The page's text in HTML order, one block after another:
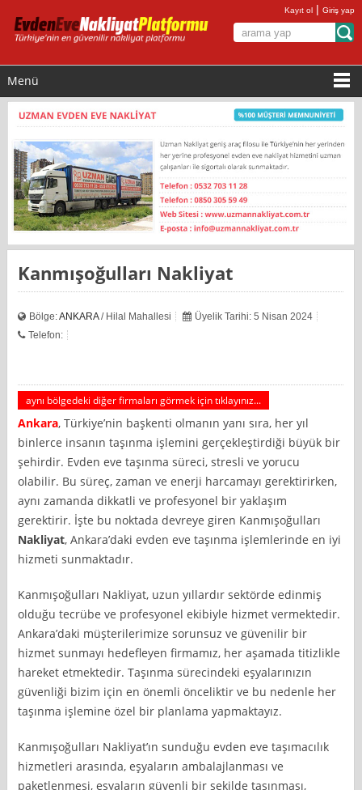
Kayıt ol |Giriş yap
Menü
Kanmışoğulları Nakliyat
Bölge:ANKARA/ Hilal Mahallesi
Üyelik Tarihi: 5 Nisan 2024
Telefon:
aynı bölgedeki diğer firmaları görmek için tıklayınız...
Ankara, Türkiye’nin başkenti olmanın yanı sıra, her yıl
binlerce insanın taşınma işlemini gerçekleştirdiği büyük bir
şehirdir. Evden eve taşınma süreci, stresli ve yorucu
olabilir. Bu süreç, zaman ve enerji harcamayı gerektirirken,
aynı zamanda dikkatli ve profesyonel bir yaklaşım
gerektirir. İşte bu noktada devreye giren Kanmışoğulları
Nakliyat, Ankara’daki evden eve taşınma işlemlerinde en iyi
hizmeti sunmaktadır.
Kanmışoğulları Nakliyat, uzun yıllardır sektörde edinmiş
olduğu tecrübe ve profesyonel ekibiyle hizmet vermektedir.
Ankara’daki müşterilerimize sorunsuz ve güvenilir bir
hizmet sunmayı hedefleyen firmamız, her aşamada titizlikle
hareket etmektedir. Taşınma sürecindeki eşyalarınızın
güvenliği bizim için en önemli önceliktir ve bu nedenle her
taşınma işlemine özel bir planlama yapmaktayız.
Kanmışoğulları Nakliyat’ın sunduğu evden eve taşımacılık
hizmetleri arasında, eşyaların ambalajlanması ve
paketlenmesi, eşyaların güvenli bir şekilde taşınması,